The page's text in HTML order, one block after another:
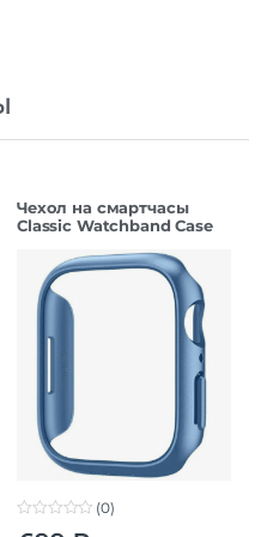
Чехол на смартчасы
Classic Watchband Case
Голубой
(0)